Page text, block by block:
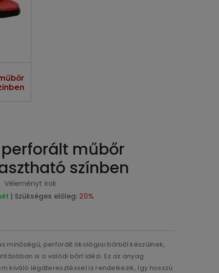
műbőr
színben
Véleményt írok
| Szükséges előleg: 20%
minőségű, perforált ökológiai bőrből készülnek,
is a valódi bőrt idézi. Ez az anyag
kiváló légáteresztéssel is rendelkezik, így hosszú